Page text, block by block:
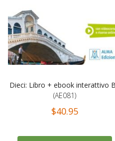
Dieci: Libro + ebook interattivo
(AE081)
$40.95